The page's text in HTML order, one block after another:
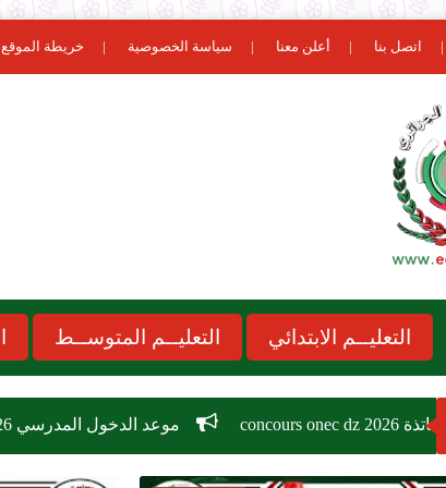
اتصل بنا أعلن معنا سياسة الخصوصية خريطة الموقع
التعليــم الابتدائي التعليــم المتوســط
موعد الدخول المدرسي 2026-2027